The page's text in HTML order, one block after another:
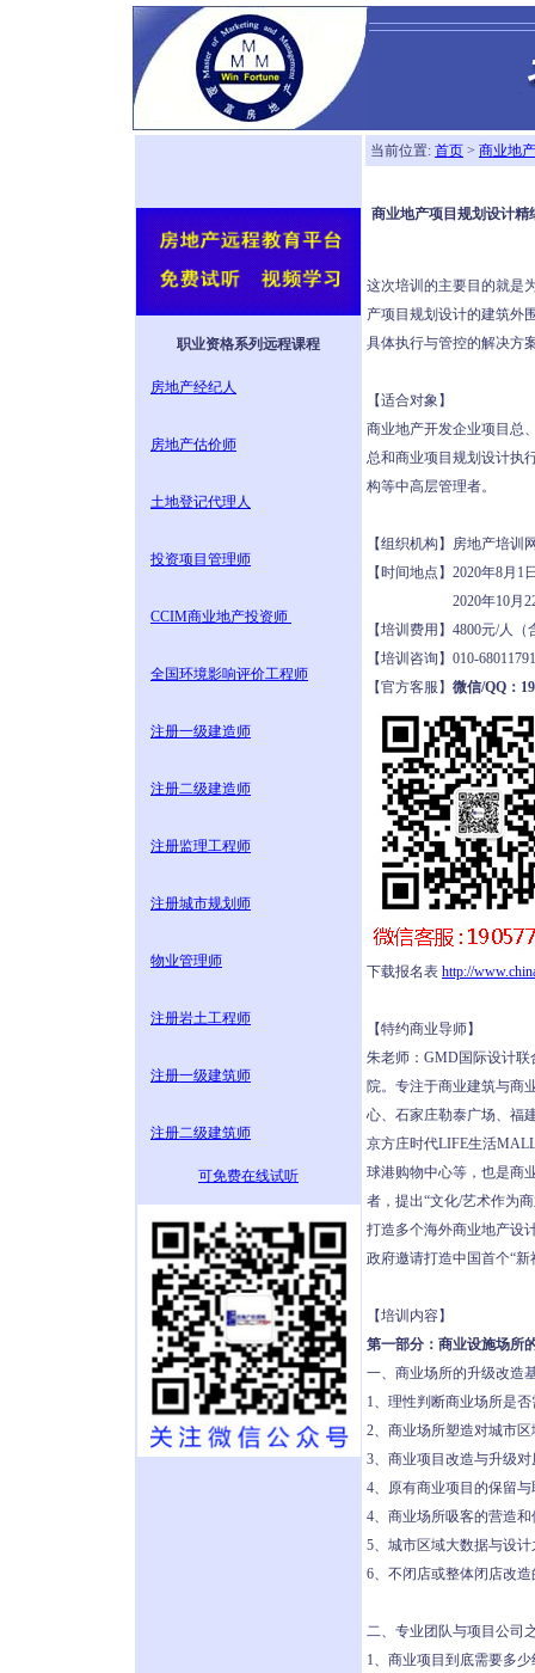
职业资格系列远程课程
房地产经纪人
房地产估价师
土地登记代理人
投资项目管理师
CCIM商业地产投资师
全国环境影响评价工程师
注册一级建造师
注册二级建造师
注册监理工程师
注册城市规划师
物业管理师
注册岩土工程师
注册一级建筑师
注册二级建筑师
可免费在线试听
当前位置: 首页 > 商业地
商业地产项目规划设计精
这次培训的主要目的就是
产项目规划设计的建筑外
具体执行与管控的解决方
【适合对象】
商业地产开发企业项目总
总和商业项目规划设计执
构等中高层管理者。
【组织机构】房地产培
【时间地点】2020年8月
2020年10月22-23
【培训费用】4800元/人
【培训咨询】010-
【官方客服】 微信/QQ：
下载报名表 http://
【特约商业导师】
朱老师：GMD国际设计联
院。专注于商业建筑与商
心、石家庄勒泰广场、福
京方庄时代LIFE生活
球港购物中心等，也是商
者，提出“文化/艺术作为
打造多个海外商业地产设
政府邀请打造中国首个“
【培训内容】
第一部分：商业设施场所
一、商业场所的升级改造
1、理性判断商业场所是
2、商业场所塑造对城市
3、商业项目改造与升级
4、原有商业项目的保留
4、商业场所吸客的营造
5、城市区域大数据与设
6、不闭店或整体闭店改造
二、专业团队与项目公司
1、商业项目到底需要多